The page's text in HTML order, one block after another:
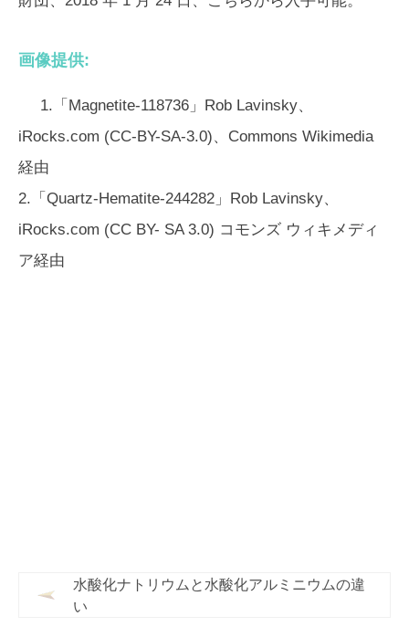
画像提供:
1.「Magnetite-118736」Rob Lavinsky、
iRocks.com (CC-BY-SA-3.0)、Commons Wikimedia
経由
2.「Quartz-Hematite-244282」Rob Lavinsky、
iRocks.com (CC BY- SA 3.0) コモンズ ウィキメディ
ア経由
水酸化ナトリウムと水酸化アルミニウムの違
い